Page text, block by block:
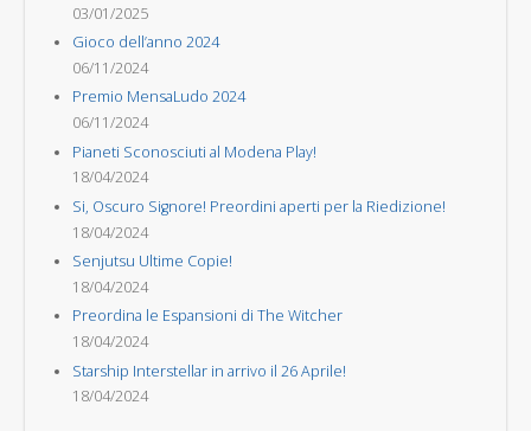
03/01/2025
Gioco dell’anno 2024
06/11/2024
Premio MensaLudo 2024
06/11/2024
Pianeti Sconosciuti al Modena Play!
18/04/2024
Si, Oscuro Signore! Preordini aperti per la Riedizione!
18/04/2024
Senjutsu Ultime Copie!
18/04/2024
Preordina le Espansioni di The Witcher
18/04/2024
Starship Interstellar in arrivo il 26 Aprile!
18/04/2024